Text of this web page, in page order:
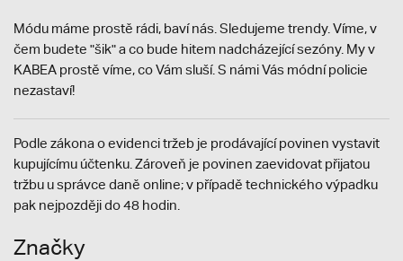
Módu máme prostě rádi, baví nás. Sledujeme trendy. Víme, v
čem budete "šik" a co bude hitem nadcházející sezóny. My v
KABEA prostě víme, co Vám sluší. S námi Vás módní policie
nezastaví!
Podle zákona o evidenci tržeb je prodávající povinen vystavit
kupujícímu účtenku. Zároveň je povinen zaevidovat přijatou
tržbu u správce daně online; v případě technického výpadku
pak nejpozději do 48 hodin.
Značky